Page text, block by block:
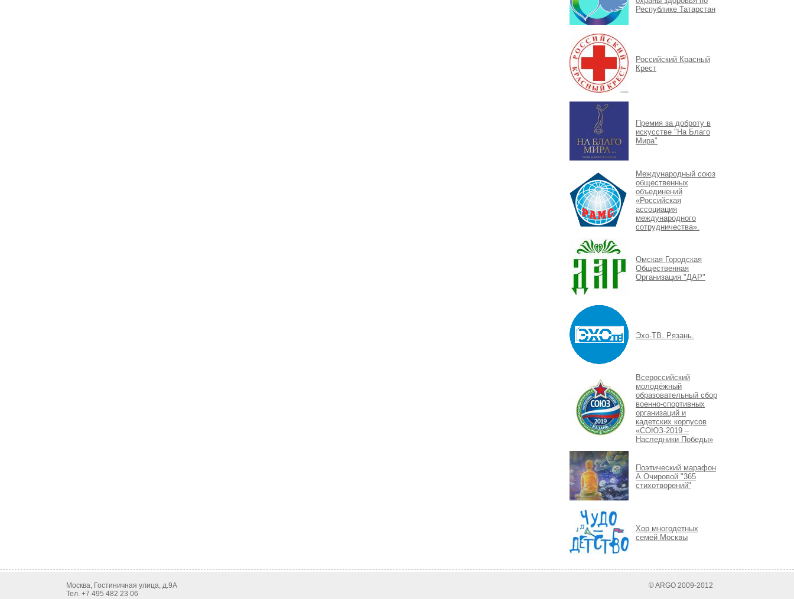
Республике Татарстан
Российский Красный
Крест
Премия за доброту в
искусстве "На Благо
Мира"
Международный союз
общественных
объединений
«Российская
ассоциация
международного
сотрудничества».
Омская Городская
Общественная
Организация "ДАР"
Эхо-ТВ. Рязань.
Всероссийский
молодёжный
образовательный сбор
военно-спортивных
организаций и
кадетских корпусов
«СОЮЗ-2019 –
Наследники Победы»
Поэтический марафон
А.Очировой "365
стихотворений"
Хор многодетных
семей Москвы
Москва, Гостиничная улица, д.9А
Тел. +7 495 482 23 06
© ARGO 2009-2012